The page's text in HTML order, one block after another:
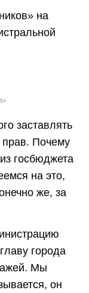
на
заставлять
Почему
госбюджета
на это,
же, за
города
Мы
он